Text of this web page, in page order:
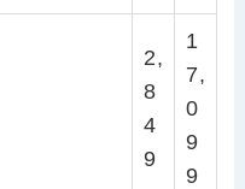
2,
8
4
9
1
7,
0
9
9